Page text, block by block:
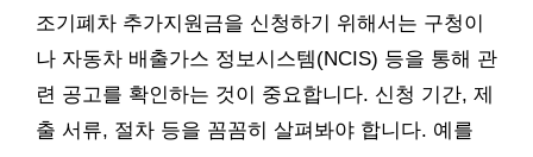
조기폐차 추가지원금을 신청하기 위해서는 구청이
나 자동차 배출가스 정보시스템(NCIS) 등을 통해 관
련 공고를 확인하는 것이 중요합니다. 신청 기간, 제
출 서류, 절차 등을 꼼꼼히 살펴봐야 합니다. 예를